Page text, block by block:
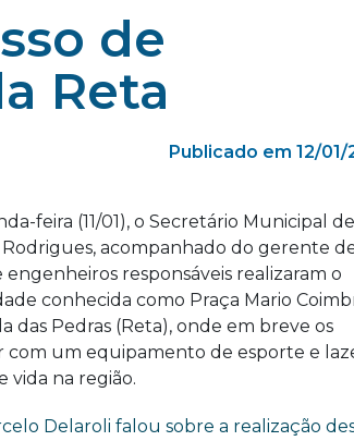
de
Reta
Publicado em 12/01/
feira (11/01), o Secretário Municipal de
Rodrigues, acompanhado do gerente
responsáveis realizaram o
conhecida como Praça Mario
das Pedras (Reta), onde em breve os
com um equipamento de esporte e
vida na região.
Delaroli falou sobre a realização